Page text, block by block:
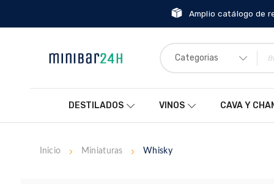
Amplio catálogo de
Categorias
DESTILADOS VINOS CAVA Y
Inicio Miniaturas Whisky